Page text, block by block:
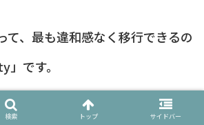
て、最も違和感なく移行できるの
です。
を継承しつつ、シートの食い込
検索 トップ サイドバー